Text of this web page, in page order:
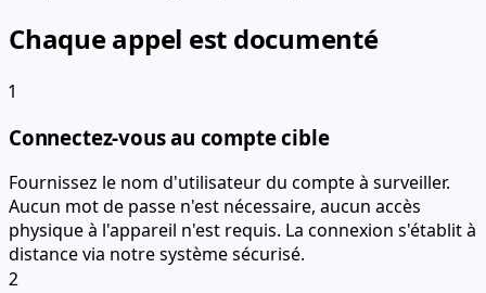
Chaque appel est documenté
1
Connectez-vous au compte cible
Fournissez le nom d'utilisateur du compte à surveiller.
Aucun mot de passe n'est nécessaire, aucun accès
physique à l'appareil n'est requis. La connexion s'établit à
distance via notre système sécurisé.
2